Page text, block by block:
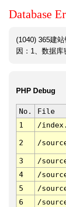
Database
(1040) 365建
因：1、数据库
PHP Debug
No. File
1
/
2 /
3 /
4
/
5
/
6
/